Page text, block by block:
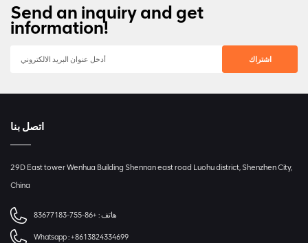
Send an inquiry and get
information!
اتصل بنا
29D East tower Wenhua Building Shennan east road Luohu district, Shenzhen City,
China
هاتف : +86-755-83677183
Whatsapp :+8613824334699